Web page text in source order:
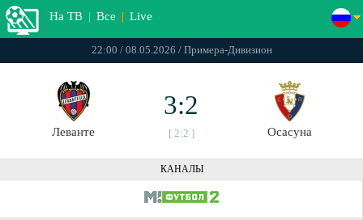
На ТВ | Все | Live
22:00 / 08.05.2026 / Примера-Дивизион
Леванте
3:2
[ 2:2 ] Осасуна
КАНАЛЫ